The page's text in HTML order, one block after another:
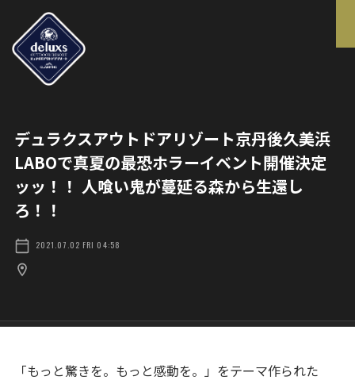
デュラクスアウトドアリゾート京丹後久美浜
LABOで真夏の最恐ホラーイベント開催決定
ッッ！！ 人喰い鬼が蔓延る森から生還し
ろ！！
2021.07.02 FRI 04:58
「もっと驚きを。もっと感動を。」をテーマ作られた